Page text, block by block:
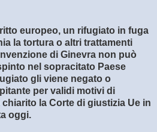
europeo, un rifugiato in fuga
la tortura o altri trattamenti
di Ginevra non può
nel sopracitato Paese
gli viene negato o
per validi motivi di
la Corte di giustizia Ue in
oggi.